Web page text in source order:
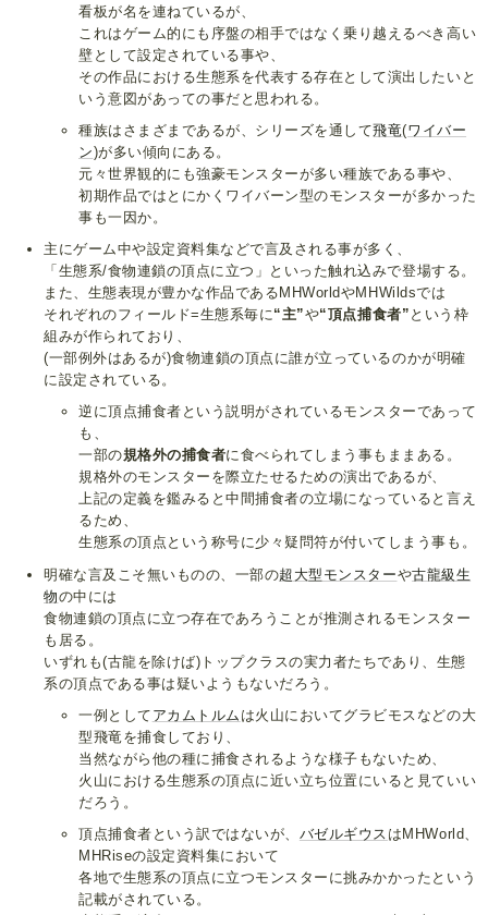
看板が名を連ねているが、
これはゲーム的にも序盤の相手ではなく乗り越えるべき高い
壁として設定されている事や、
その作品における生態系を代表する存在として演出したいと
いう意図があっての事だと思われる。
種族はさまざまであるが、シリーズを通して飛竜(ワイバー
ン)が多い傾向にある。
元々世界観的にも強豪モンスターが多い種族である事や、
初期作品ではとにかくワイバーン型のモンスターが多かった
事も一因か。
主にゲーム中や設定資料集などで言及される事が多く、
「生態系/食物連鎖の頂点に立つ」といった触れ込みで登場する。
また、生態表現が豊かな作品であるMHWorldやMHWildsでは
それぞれのフィールド=生態系毎に“主”や“頂点捕食者” という枠
組みが作られており、
(一部例外はあるが)食物連鎖の頂点に誰が立っているのかが明確
に設定されている。
逆に頂点捕食者という説明がされているモンスターであって
も、
一部の規格外の捕食者に食べられてしまう事もままある。
規格外のモンスターを際立たせるための演出であるが、
上記の定義を鑑みると中間捕食者の立場になっていると言え
るため、
生態系の頂点という称号に少々疑問符が付いてしまう事も。
明確な言及こそ無いものの、一部の超大型モンスターや古龍級生
物の中には
食物連鎖の頂点に立つ存在であろうことが推測されるモンスター
も居る。
いずれも(古龍を除けば)トップクラスの実力者たちであり、生態
系の頂点である事は疑いようもないだろう。
一例として アカムトルム は火山においてグラビモスなどの大
型飛竜を捕食しており、
当然ながら他の種に捕食されるような様子もないため、
火山における生態系の頂点に近い立ち位置にいると見ていい
だろう。
頂点捕食者という訳ではないが、 バゼルギウス はMHWorld、
MHRiseの設定資料集において
各地で生態系の頂点に立つモンスターに挑みかかったという
記載がされている。